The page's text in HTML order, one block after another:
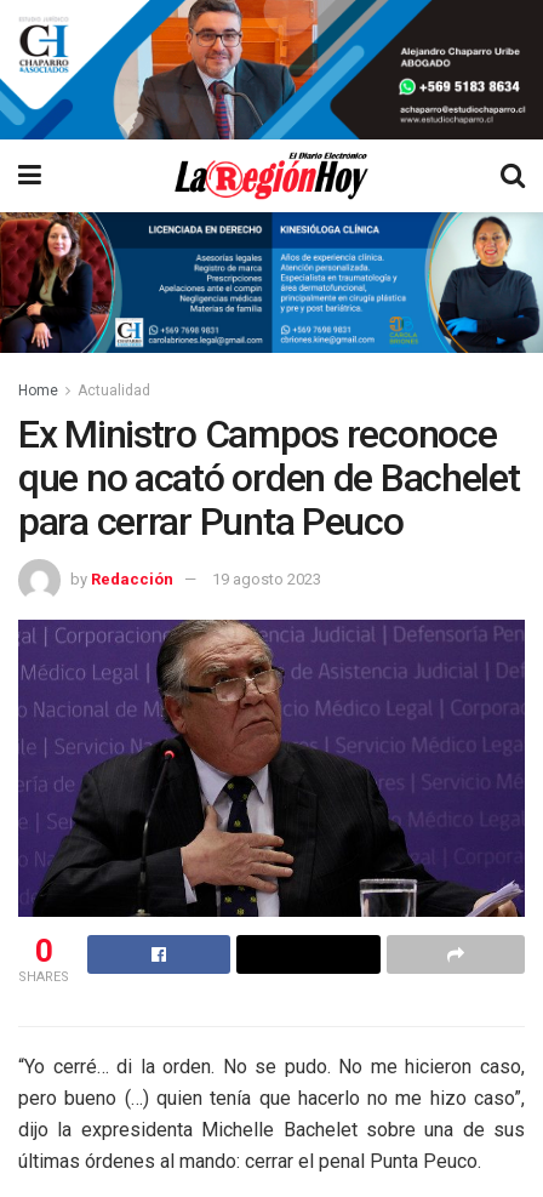
Home Actualidad
Ex Ministro Campos reconoce
que no acató orden de Bachelet
para cerrar Punta Peuco
by Redacción 19 agosto 2023
0
SHARES
“Yo cerré… di la orden. No se pudo. No me hicieron caso,
pero bueno (…) quien tenía que hacerlo no me hizo caso”,
dijo la expresidenta Michelle Bachelet sobre una de sus
últimas órdenes al mando: cerrar el penal Punta Peuco.